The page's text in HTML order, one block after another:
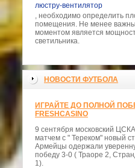
люстру-вентилятор
, необходимо определить
помещения. Не менее
моментом является
светильника.
НОВОСТИ ФУТБОЛА
ИГРАЙТЕ ДО ПОЛНОЙ
FRESHCASINO
9 сентября московский
матчем с " Тереком" новый
Армейцы одержали
победу 3-0 ( Траоре 2,
1).